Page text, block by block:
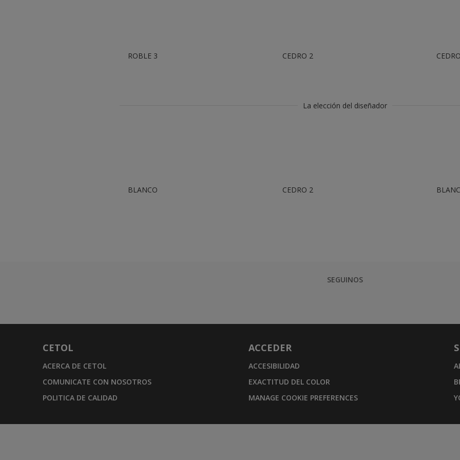
ROBLE 3 CEDRO 2
La elección del diseñador
BLANCO CEDRO 2
SEGUINOS
CETOL
ACERCA DE CETOL
COMUNICATE CON NOSOTROS
POLITICA DE CALIDAD
ACCEDER
ACCESIBILIDAD
EXACTITUD DEL COLOR
MANAGE COOKIE PREFERENCES